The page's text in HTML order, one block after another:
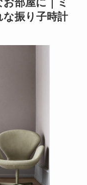
部屋に｜ミ
振り子時計